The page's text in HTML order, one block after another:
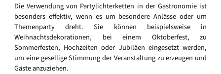
Die Verwendung von Partylichterketten in der Gastronomie ist
besonders effektiv, wenn es um besondere Anlässe oder um
Themenparty dreht. Sie können beispielsweise in
Weihnachtsdekorationen, bei einem Oktoberfest, zu
Sommerfesten, Hochzeiten oder Jubiläen eingesetzt werden,
um eine gesellige Stimmung der Veranstaltung zu erzeugen und
Gäste anzuziehen.